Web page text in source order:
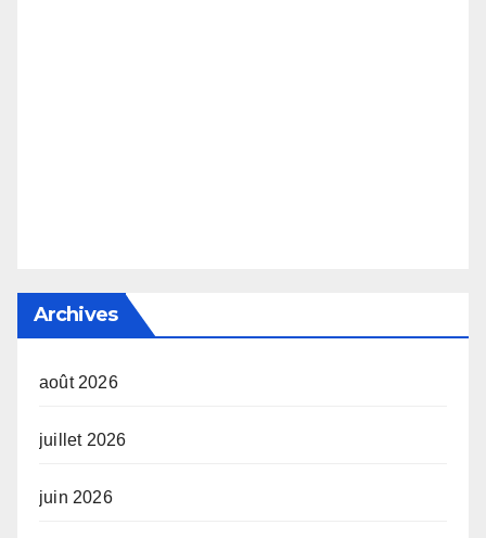
Archives
août 2026
juillet 2026
juin 2026